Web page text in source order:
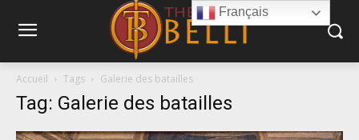
Accueil Tags Galerie des batailles
Tag: Galerie des batailles
Français